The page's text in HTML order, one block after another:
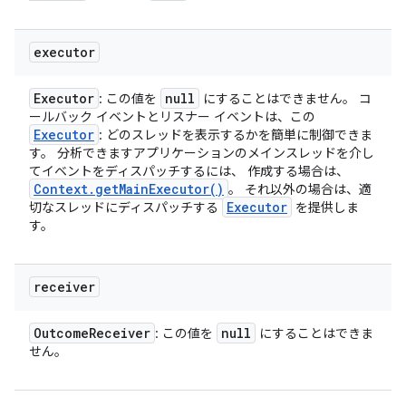
executor
Executor : この値を null
にすることはできません。 コ
ールバック イベントとリスナー イベントは、この
Executor : どのスレッドを表示するかを簡単に制御できま
す。 分析できますアプリケーションのメインスレッドを介し
てイベントをディスパッチするには、 作成する場合は、
Context. getMainExecutor( ) 。 それ以外の場合は、適
切なスレッドにディスパッチする
Executor を提供しま
す。
receiver
OutcomeReceiver : この値を null
にすることはできま
せん。